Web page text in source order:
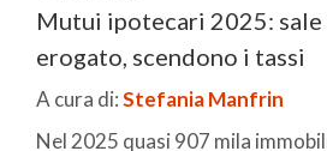
Mutui ipotecari 2025:
erogato, scendono i tassi
A cura di:Stefania Manfrin
Nel 2025 quasi 907 mila